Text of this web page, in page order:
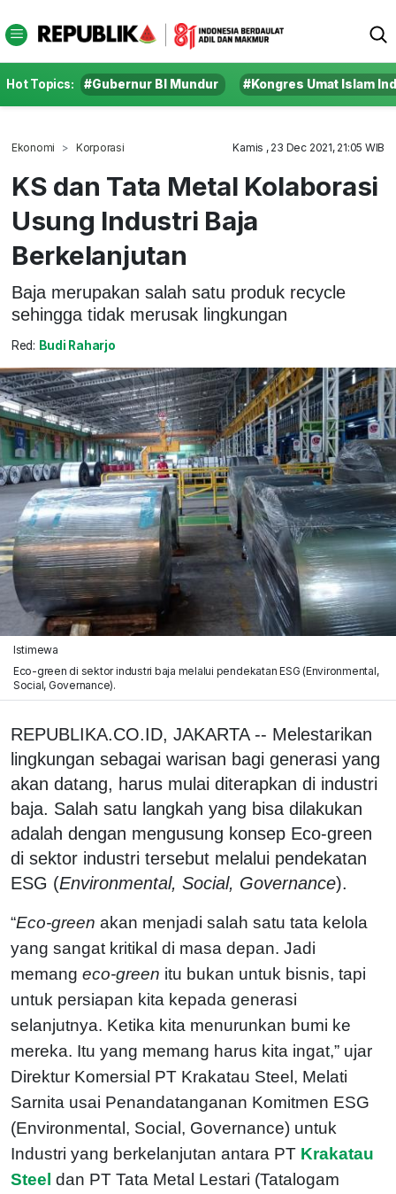
Hot Topics: #Gubernur BI Mundur #Kongres Umat Islam
Ekonomi Korporasi Kamis , 23 Dec 2021, 21:05 WIB
KS dan Tata Metal Kolaborasi
Usung Industri Baja
Berkelanjutan
Baja merupakan salah satu produk recycle
sehingga tidak merusak lingkungan
Red: Budi Raharjo
Istimewa
Eco-green di sektor industri baja melalui pendekatan ESG (Environmental,
Social, Governance).
REPUBLIKA.CO.ID, JAKARTA -- Melestarikan
lingkungan sebagai warisan bagi generasi yang
akan datang, harus mulai diterapkan di industri
baja. Salah satu langkah yang bisa dilakukan
adalah dengan mengusung konsep Eco-green
di sektor industri tersebut melalui pendekatan
ESG (Environmental, Social, Governance).
“Eco-green akan menjadi salah satu tata kelola
yang sangat kritikal di masa depan. Jadi
memang eco-green itu bukan untuk bisnis, tapi
untuk persiapan kita kepada generasi
selanjutnya. Ketika kita menurunkan bumi ke
mereka. Itu yang memang harus kita ingat,” ujar
Direktur Komersial PT Krakatau Steel, Melati
Sarnita usai Penandatanganan Komitmen ESG
(Environmental, Social, Governance) untuk
Industri yang berkelanjutan antara PT Krakatau
Steel dan PT Tata Metal Lestari (Tatalogam